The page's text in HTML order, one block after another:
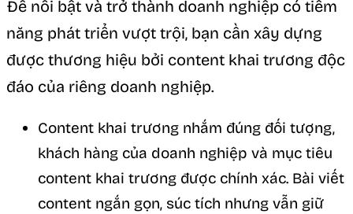
Để nổi bật và trở thành doanh nghiệp có tiềm
năng phát triển vượt trội, bạn cần xây dựng
được thương hiệu bởi content khai trương độc
đáo của riêng doanh nghiệp.
Content khai trương nhắm đúng đối tượng,
khách hàng của doanh nghiệp và mục tiêu
content khai trương được chính xác. Bài viết
content ngắn gọn, súc tích nhưng vẫn giữ